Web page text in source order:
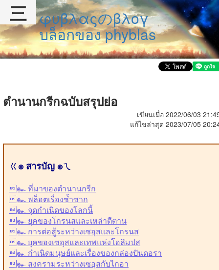
φυβλαςのβλογ
บล็อกของ phyblas
ตำนานกรีกฉบับสรุปย่อ
เขียนเมื่อ 2022/06/03
แก้ไขล่าสุด 2023/07/05
ㄍ๏ สารบัญ ๏ㄟ
๛ ที่มาของตำนานกรีก
๛ พล็อตเรื่องซ้ำซาก
๛ จุดกำเนิดของโลกนี้
๛ ยุคของโกรนสและเหล่าตีตาน
๛ การต่อสู้ระหว่างเซอุสและโกรนส
๛ ยุคของเซอุสและเทพแห่งโอลึมปส
๛ กำเนิดมนุษย์และเรื่องของกล่องปันดอรา
๛ สงครามระหว่างเซอุสกับไกอา
三